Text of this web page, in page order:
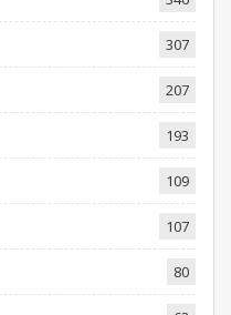
307
207
193
109
107
80